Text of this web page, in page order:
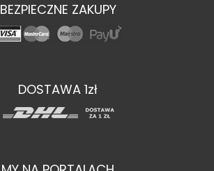
BEZPIECZNE ZAKUPY
DOSTAWA 1zł